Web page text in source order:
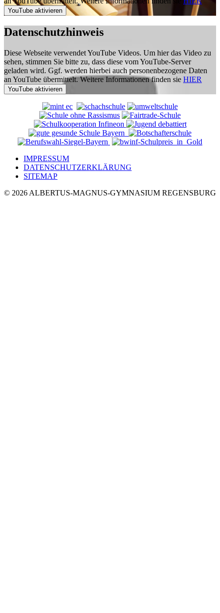
Datenschutzhinweis
Diese Webseite verwendet YouTube Videos. Um hier das Video zu
sehen, stimmen Sie bitte zu, dass diese vom YouTube-Server
geladen wird. Ggf. werden hierbei auch personenbezogene Daten
an YouTube übermittelt. Weitere Informationen finden sie HIER
IMPRESSUM
DATENSCHUTZERKLÄRUNG
SITEMAP
© 2026 ALBERTUS-MAGNUS-GYMNASIUM REGENSBURG